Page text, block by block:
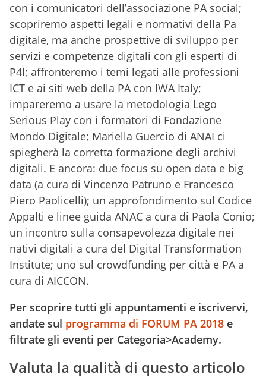
con i comunicatori dell’associazione PA social;
scopriremo aspetti legali e normativi della Pa
digitale, ma anche prospettive di sviluppo per
servizi e competenze digitali con gli esperti di
P4I; affronteremo i temi legati alle professioni
ICT e ai siti web della PA con IWA Italy;
impareremo a usare la metodologia Lego
Serious Play con i formatori di Fondazione
Mondo Digitale; Mariella Guercio di ANAI ci
spiegherà la corretta formazione degli archivi
digitali. E ancora: due focus su open data e big
data (a cura di Vincenzo Patruno e Francesco
Piero Paolicelli); un approfondimento sul Codice
Appalti e linee guida ANAC a cura di Paola Conio;
un incontro sulla consapevolezza digitale nei
nativi digitali a cura del Digital Transformation
Institute; uno sul crowdfunding per città e PA a
cura di AICCON.
Per scoprire tutti gli appuntamenti e iscrivervi,
andate sul programma di FORUM PA 2018 e
filtrate gli eventi per Categoria>Academy.
Valuta la qualità di questo articolo